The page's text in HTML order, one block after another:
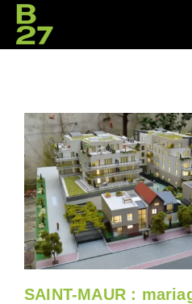
SAINT-MAUR :